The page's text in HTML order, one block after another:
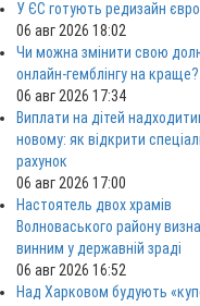
У ЄС готують редизайн євро
06 авг 2026 18:02
Чи можна змінити свою
онлайн-гемблінгу на краще?
06 авг 2026 17:34
Виплати на дітей
новому: як відкрити
рахунок
06 авг 2026 17:00
Настоятель двох храмів
Волноваського району
винним у державній зраді
06 авг 2026 16:52
Над Харковом будують